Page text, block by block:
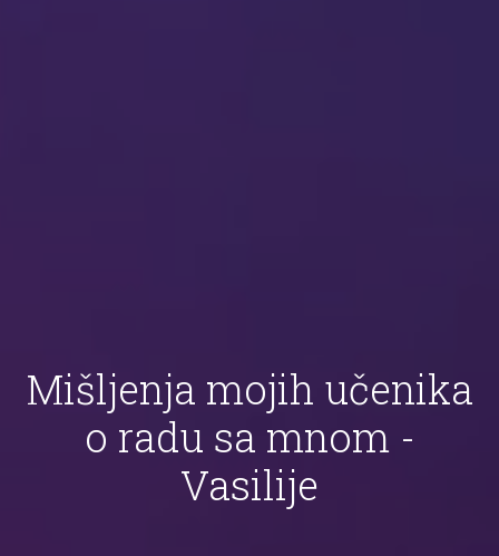
Mišljenja mojih učenika
o radu sa mnom -
Vasilije